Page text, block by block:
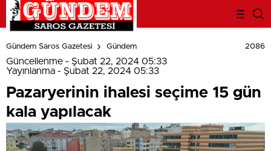
deneme
bonusu
evden
eve
nakliyat
veren
bahis
siteleri
bahis
siteleri
popüler
casino
Gündem Saros Gazetesi Gündem 2086
Güncellenme - Şubat 22, 2024 05:33
Yayınlanma - Şubat 22, 2024 05:33
Pazaryerinin ihalesi seçime 15 gün
kala yapılacak